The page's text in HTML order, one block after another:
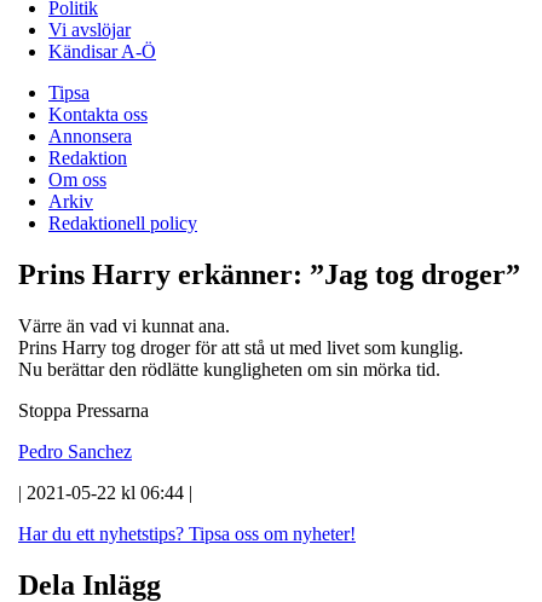
Politik
Vi avslöjar
Kändisar A-Ö
Tipsa
Kontakta oss
Annonsera
Redaktion
Om oss
Arkiv
Redaktionell policy
Prins Harry erkänner: ”Jag tog droger”
Värre än vad vi kunnat ana.
Prins Harry tog droger för att stå ut med livet som kunglig.
Nu berättar den rödlätte kungligheten om sin mörka tid.
Stoppa Pressarna
Pedro Sanchez
| 2021-05-22 kl 06:44 |
Har du ett nyhetstips? Tipsa oss om nyheter!
Dela Inlägg